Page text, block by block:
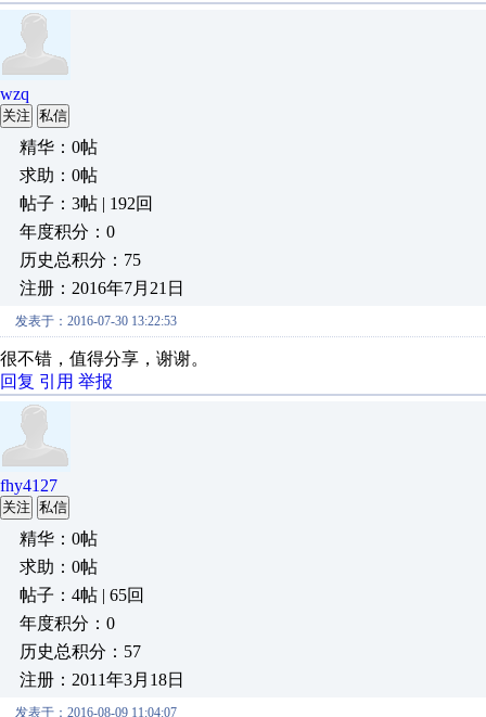
wzq
关注 私信
精华：0帖
求助：0帖
帖子：3帖 | 192回
年度积分：0
历史总积分：75
注册：2016年7月21日
发表于：2016-07-30 13:22:53
很不错，值得分享，谢谢。
回复 引用 举报
fhy4127
关注 私信
精华：0帖
求助：0帖
帖子：4帖 | 65回
年度积分：0
历史总积分：57
注册：2011年3月18日
发表于：2016-08-09 11:04:07